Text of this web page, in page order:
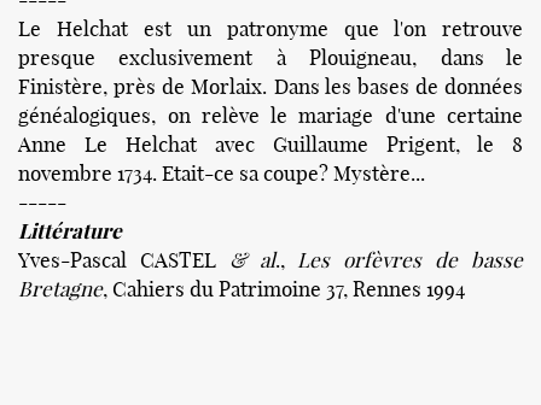
Le Helchat est un patronyme que l'on retrouve
presque exclusivement à Plouigneau, dans le
Finistère, près de Morlaix. Dans les bases de données
généalogiques, on relève le mariage d'une certaine
Anne Le Helchat avec Guillaume Prigent, le 8
novembre 1734. Etait-ce sa coupe? Mystère...
-----
Littérature
Yves-Pascal CASTEL & al., Les orfèvres de basse
Bretagne, Cahiers du Patrimoine 37, Rennes 1994